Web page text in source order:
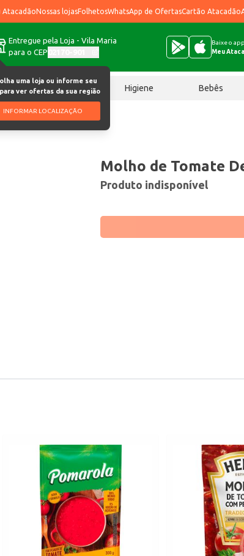
AtacadãoNossas lojasFolhetosWhatsApp de OfertasCartão Atacadão
Entregue pela Loja - Vila Maria
para o CEP
uma loja ou informe seu
para ver ofertas da sua região
INFORMAR LOCALIZAÇÃO
Baixe o app
Meu
Chocolates Higiene Bebês
+ Pizza 340g
Molho de Tomate
Produto indisponível